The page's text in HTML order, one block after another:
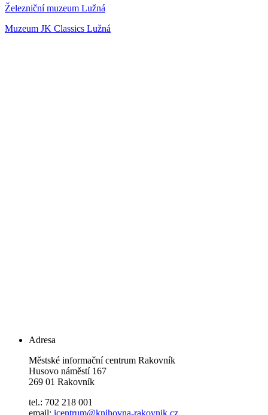
Železniční muzeum Lužná
Muzeum JK Classics Lužná
Adresa
Městské informační centrum Rakovník
Husovo náměstí 167
269 01 Rakovník
tel.: 702 218 001